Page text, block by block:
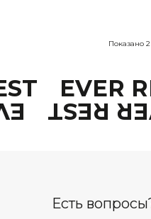
Показано 2
EVER
EVER
Есть